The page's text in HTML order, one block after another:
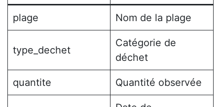
plage Nom de la plage
type_dechet
Catégorie de
déchet
quantite Quantité observée